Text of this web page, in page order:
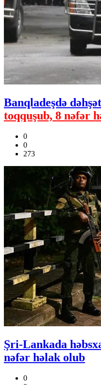
Banqladeşdə
toqquşub, 8 nəfər
0
0
273
Şri-Lankada
nəfər həlak olub
0